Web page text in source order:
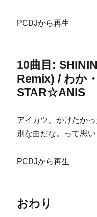
PCDJから再生
10曲目:
Remix) / わか
STAR☆ANIS
アイカツ、かけたか
別な曲だな。って思い
PCDJから再生
おわり